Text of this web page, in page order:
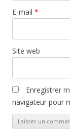
E-mail *
Site web
Enregistrer
navigateur pour